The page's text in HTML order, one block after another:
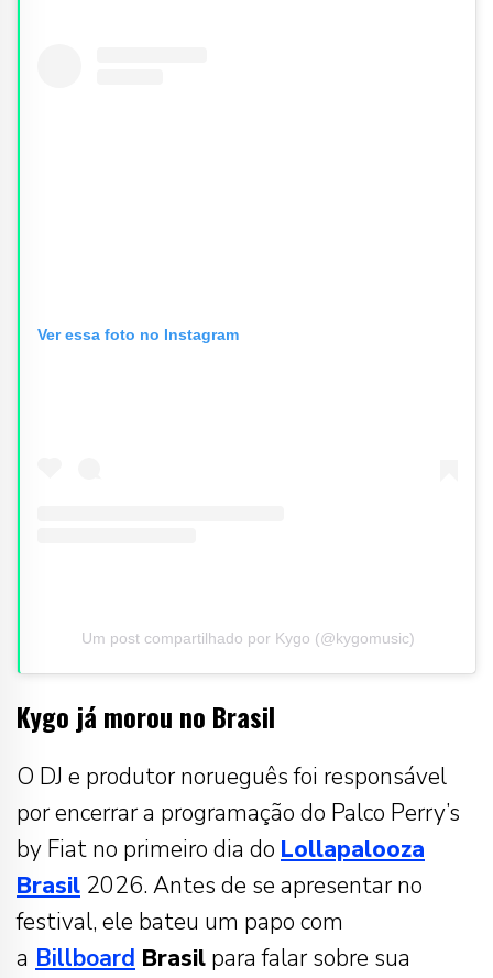
Ver essa foto no Instagram
Um post compartilhado por Kygo (@kygomusic)
Kygo já morou no Brasil
O DJ e produtor norueguês foi responsável
por encerrar a programação do Palco Perry’s
by Fiat no primeiro dia do Lollapalooza
Brasil 2026. Antes de se apresentar no
festival, ele bateu um papo com
a Billboard Brasil para falar sobre sua